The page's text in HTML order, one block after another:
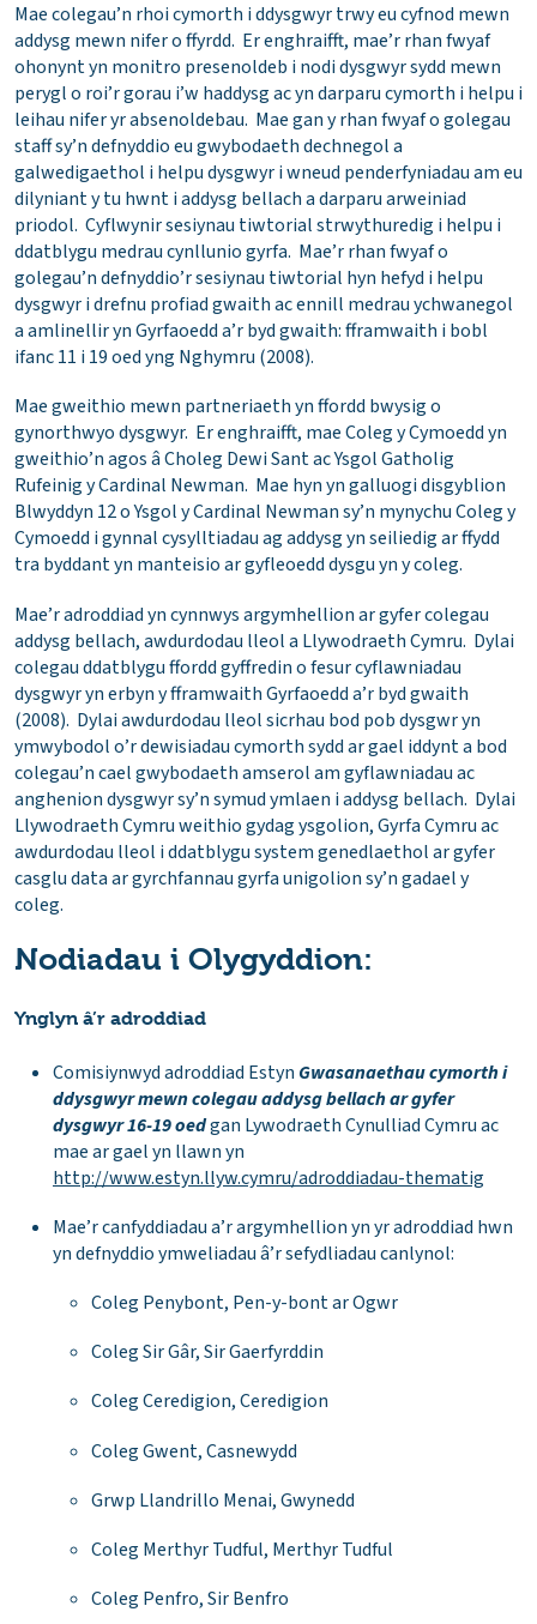
Mae colegau’n rhoi cymorth i ddysgwyr trwy eu cyfnod mewn
addysg mewn nifer o ffyrdd. Er enghraifft, mae’r rhan fwyaf
ohonynt yn monitro presenoldeb i nodi dysgwyr sydd mewn
perygl o roi’r gorau i’w haddysg ac yn darparu cymorth i helpu i
leihau nifer yr absenoldebau. Mae gan y rhan fwyaf o golegau
staff sy’n defnyddio eu gwybodaeth dechnegol a
galwedigaethol i helpu dysgwyr i wneud penderfyniadau am eu
dilyniant y tu hwnt i addysg bellach a darparu arweiniad
priodol. Cyflwynir sesiynau tiwtorial strwythuredig i helpu i
ddatblygu medrau cynllunio gyrfa. Mae’r rhan fwyaf o
golegau’n defnyddio’r sesiynau tiwtorial hyn hefyd i helpu
dysgwyr i drefnu profiad gwaith ac ennill medrau ychwanegol
a amlinellir yn Gyrfaoedd a’r byd gwaith: fframwaith i bobl
ifanc 11 i 19 oed yng Nghymru (2008).
Mae gweithio mewn partneriaeth yn ffordd bwysig o
gynorthwyo dysgwyr. Er enghraifft, mae Coleg y Cymoedd yn
gweithio’n agos â Choleg Dewi Sant ac Ysgol Gatholig
Rufeinig y Cardinal Newman. Mae hyn yn galluogi disgyblion
Blwyddyn 12 o Ysgol y Cardinal Newman sy’n mynychu Coleg y
Cymoedd i gynnal cysylltiadau ag addysg yn seiliedig ar ffydd
tra byddant yn manteisio ar gyfleoedd dysgu yn y coleg.
Mae’r adroddiad yn cynnwys argymhellion ar gyfer colegau
addysg bellach, awdurdodau lleol a Llywodraeth Cymru. Dylai
colegau ddatblygu ffordd gyffredin o fesur cyflawniadau
dysgwyr yn erbyn y fframwaith Gyrfaoedd a’r byd gwaith
(2008). Dylai awdurdodau lleol sicrhau bod pob dysgwr yn
ymwybodol o’r dewisiadau cymorth sydd ar gael iddynt a bod
colegau’n cael gwybodaeth amserol am gyflawniadau ac
anghenion dysgwyr sy’n symud ymlaen i addysg bellach. Dylai
Llywodraeth Cymru weithio gydag ysgolion, Gyrfa Cymru ac
awdurdodau lleol i ddatblygu system genedlaethol ar gyfer
casglu data ar gyrchfannau gyrfa unigolion sy’n gadael y
coleg.
Nodiadau i Olygyddion:
Ynglyn â’r adroddiad
Comisiynwyd adroddiad Estyn Gwasanaethau cymorth i
ddysgwyr mewn colegau addysg bellach ar gyfer
dysgwyr 16-19 oedgan Lywodraeth Cynulliad Cymru ac
mae ar gael yn llawn yn
http://www.estyn.llyw.cymru/adroddiadau-thematig
Mae’r canfyddiadau a’r argymhellion yn yr adroddiad hwn
yn defnyddio ymweliadau â’r sefydliadau canlynol:
Coleg Penybont, Pen-y-bont ar Ogwr
Coleg Sir Gâr, Sir Gaerfyrddin
Coleg Ceredigion, Ceredigion
Coleg Gwent, Casnewydd
Grwp Llandrillo Menai, Gwynedd
Coleg Merthyr Tudful, Merthyr Tudful
Coleg Penfro, Sir Benfro